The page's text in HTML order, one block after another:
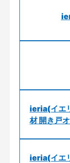
ieria(イエ
材 開き戸
ieria(イエ